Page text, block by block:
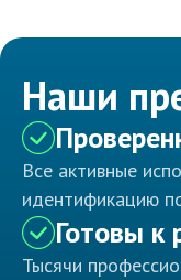
Наши
Все активные
идентификацию
Готовы к
Тысячи